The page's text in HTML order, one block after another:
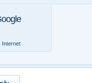
Internet